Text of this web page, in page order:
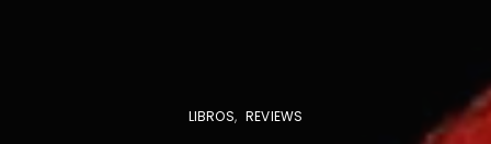
LIBROS REVIEWS